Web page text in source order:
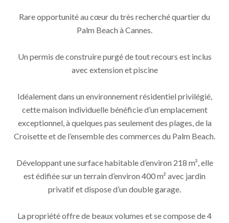
Rare opportunité au cœur du très recherché quartier du
Palm Beach à Cannes.
Un permis de construire purgé de tout recours est inclus
avec extension et piscine
Idéalement dans un environnement résidentiel privilégié,
cette maison individuelle bénéficie d’un emplacement
exceptionnel, à quelques pas seulement des plages, de la
Croisette et de l’ensemble des commerces du Palm Beach.
Développant une surface habitable d’environ 218 m², elle
est édifiée sur un terrain d’environ 400 m² avec jardin
privatif et dispose d’un double garage.
La propriété offre de beaux volumes et se compose de 4